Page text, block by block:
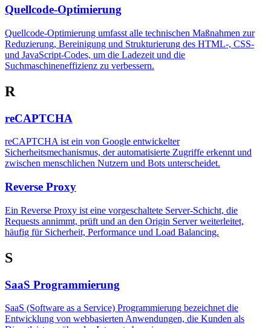
Quellcode-Optimierung
Quellcode-Optimierung umfasst alle technischen Maßnahmen zur
Reduzierung, Bereinigung und Strukturierung des HTML-, CSS-
und JavaScript-Codes, um die Ladezeit und die
Suchmaschineneffizienz zu verbessern.
R
reCAPTCHA
reCAPTCHA ist ein von Google entwickelter
Sicherheitsmechanismus, der automatisierte Zugriffe erkennt und
zwischen menschlichen Nutzern und Bots unterscheidet.
Reverse Proxy
Ein Reverse Proxy ist eine vorgeschaltete Server-Schicht, die
Requests annimmt, prüft und an den Origin Server weiterleitet,
häufig für Sicherheit, Performance und Load Balancing.
S
SaaS Programmierung
SaaS (Software as a Service) Programmierung bezeichnet die
Entwicklung von webbasierten Anwendungen, die Kunden als